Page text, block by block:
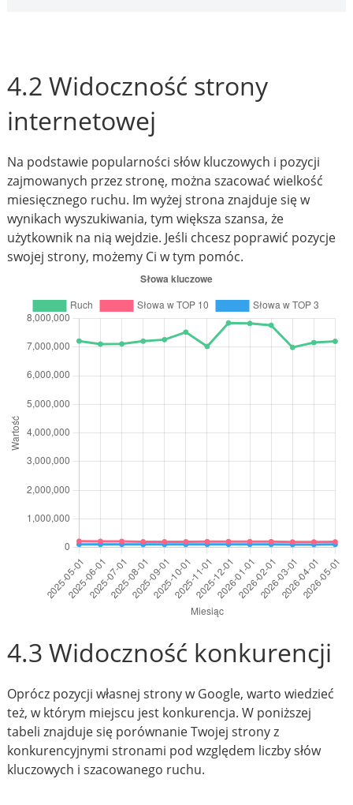
4.2 Widoczność strony
internetowej
Na podstawie popularności słów kluczowych i pozycji
zajmowanych przez stronę, można szacować wielkość
miesięcznego ruchu. Im wyżej strona znajduje się w
wynikach wyszukiwania, tym większa szansa, że
użytkownik na nią wejdzie. Jeśli chcesz poprawić pozycje
swojej strony, możemy Ci w tym pomóc.
4.3 Widoczność konkurencji
Oprócz pozycji własnej strony w Google, warto wiedzieć
też, w którym miejscu jest konkurencja. W poniższej
tabeli znajduje się porównanie Twojej strony z
konkurencyjnymi stronami pod względem liczby słów
kluczowych i szacowanego ruchu.